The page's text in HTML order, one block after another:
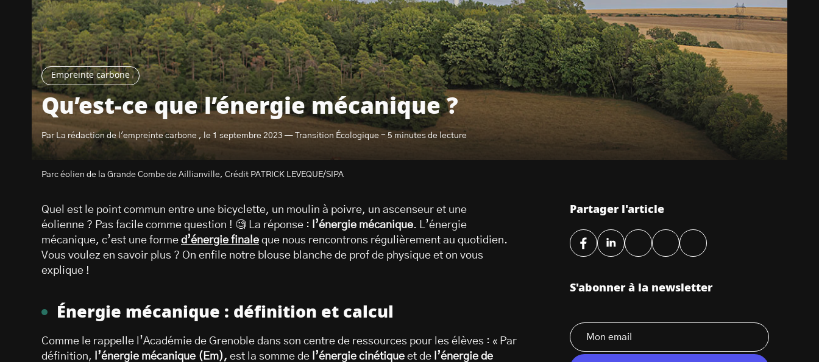
Empreinte carbone
Qu’est-ce que l’énergie mécanique ?
Par La rédaction de l'empreinte carbone , le 1 septembre 2023 — Transition Écologique - 5 minutes de lecture
Parc éolien de la Grande Combe de Aillianville, Crédit PATRICK LEVEQUE/SIPA
Quel est le point commun entre une bicyclette, un moulin à poivre, un ascenseur et une
éolienne ? Pas facile comme question ! 🧐 La réponse :
l’énergie mécanique. L’énergie
mécanique, c’est une forme d’énergie finale que nous rencontrons régulièrement au quotidien.
Vous voulez en savoir plus ? On enfile notre blouse blanche de prof de physique et on vous
explique !
Énergie mécanique : définition et calcul
Comme le rappelle l’Académie de Grenoble dans son centre de ressources pour les élèves : « Par
définition,
l’énergie mécanique (Em), est la somme de l’énergie cinétique et de l’énergie de
Partager l'article
S'abonner à la newsletter